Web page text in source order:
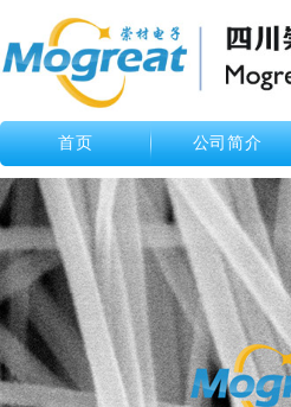
首页 公司简介